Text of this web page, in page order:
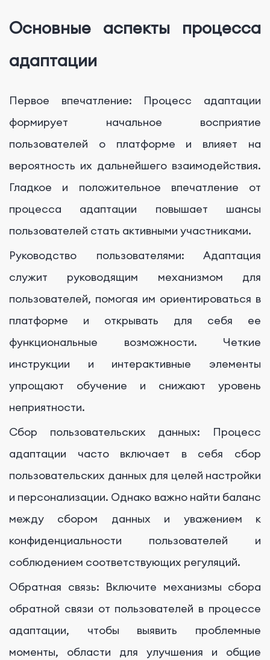
Основные аспекты процесса
адаптации
Первое впечатление: Процесс адаптации
формирует начальное восприятие
пользователей о платформе и влияет на
вероятность их дальнейшего взаимодействия.
Гладкое и положительное впечатление от
процесса адаптации повышает шансы
пользователей стать активными участниками.
Руководство пользователями: Адаптация
служит руководящим механизмом для
пользователей, помогая им ориентироваться в
платформе и открывать для себя ее
функциональные возможности. Четкие
инструкции и интерактивные элементы
упрощают обучение и снижают уровень
неприятности.
Сбор пользовательских данных: Процесс
адаптации часто включает в себя сбор
пользовательских данных для целей настройки
и персонализации. Однако важно найти баланс
между сбором данных и уважением к
конфиденциальности пользователей и
соблюдением соответствующих регуляций.
Обратная связь: Включите механизмы сбора
обратной связи от пользователей в процессе
адаптации, чтобы выявить проблемные
моменты, области для улучшения и общие